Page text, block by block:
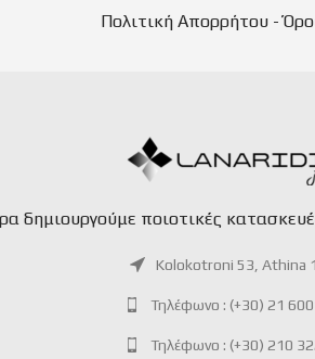
Πολιτική Απορρήτου -
δημιουργούμε ποιοτικές
Kolokotroni 53, Athina
Τηλέφωνο : (+30) 21
Τηλέφωνο : (+30) 210